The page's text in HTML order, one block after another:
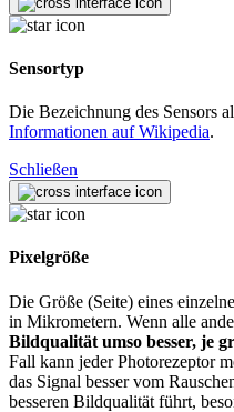
Sensortyp
Die Bezeichnung des Sensors
Informationen auf Wikipedia.
Schließen
Pixelgröße
Die Größe (Seite) eines
in Mikrometern. Wenn alle
Bildqualität umso besser, je
Fall kann jeder Photorezeptor
das Signal besser vom
besseren Bildqualität führt,